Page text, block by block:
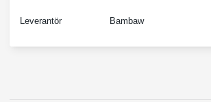
Leverantör Bambaw